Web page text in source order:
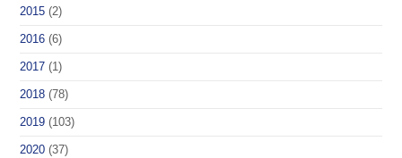
2015 (2)
2016 (6)
2017 (1)
2018 (78)
2019 (103)
2020 (37)